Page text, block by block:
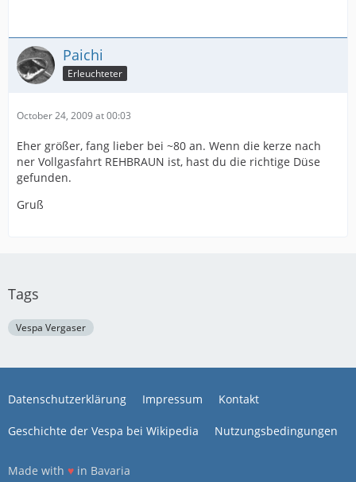
Paichi
Erleuchteter
October 24, 2009 at 00:03
Eher größer, fang lieber bei ~80 an. Wenn die kerze nach
ner Vollgasfahrt REHBRAUN ist, hast du die richtige Düse
gefunden.
Gruß
Tags
Vespa Vergaser
Datenschutzerklärung Impressum Kontakt
Geschichte der Vespa bei Wikipedia Nutzungsbedingungen
Made with ♥ in Bavaria